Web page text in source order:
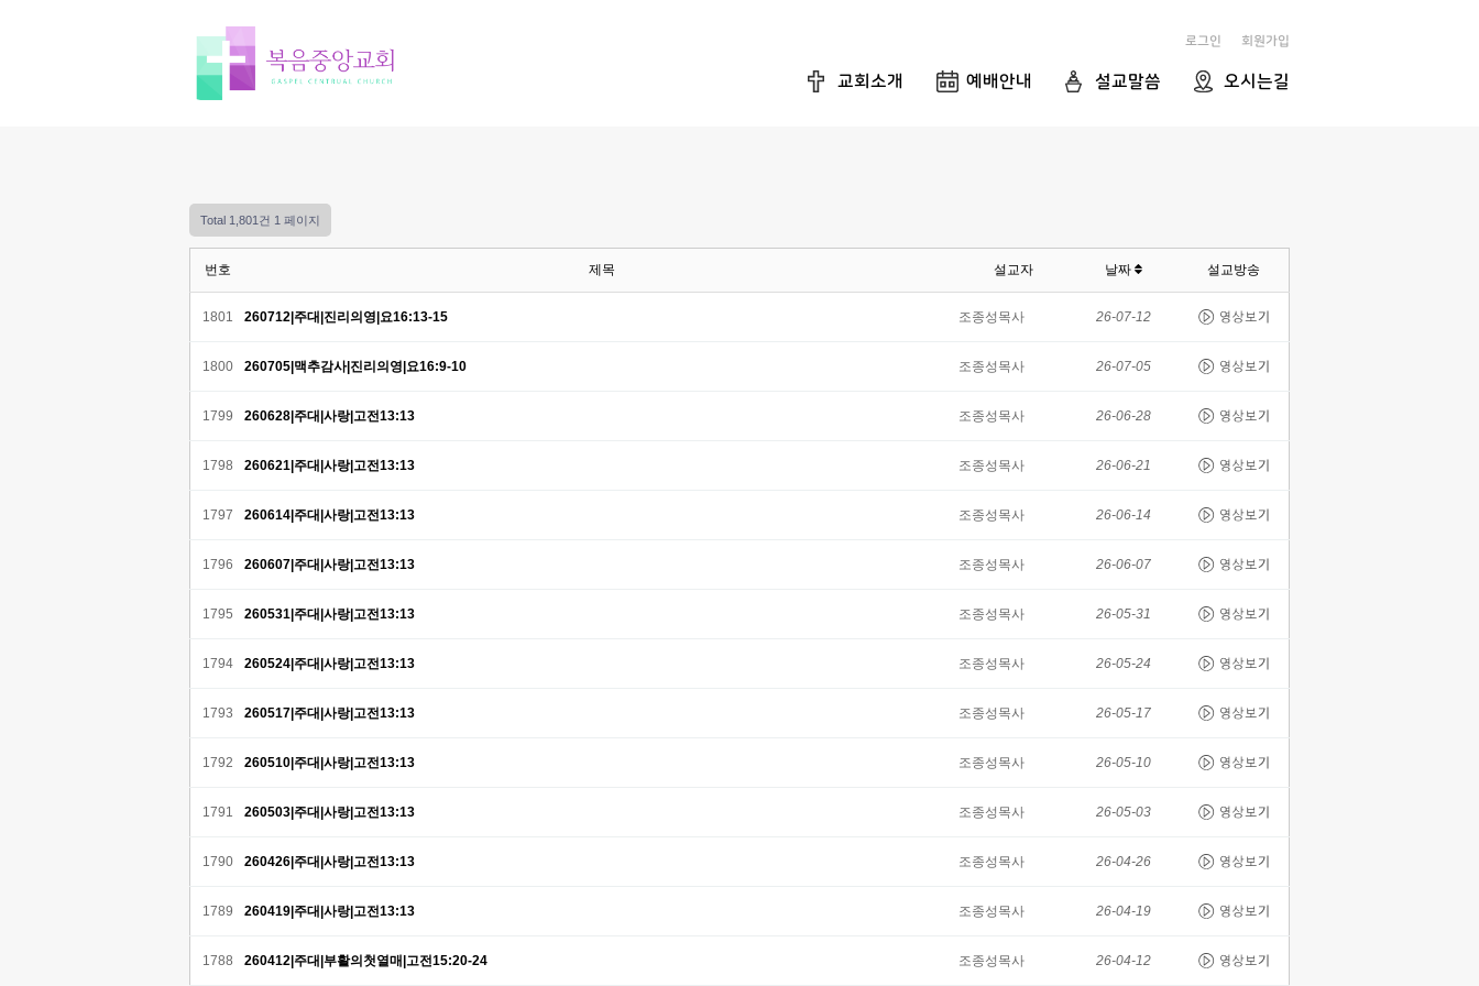
로그인 회원가입
교회소개 예배안내 설교말씀 오시는길
Total 1,801건 1 페이지
번호 제목 설교자 날짜 설교방송
1801 260712|주대|진리의영|요16:13-15 조종성목사 26-07-12
1800 260705|맥추감사|진리의영|요16:9-10 조종성목사 26-07-05
1799 260628|주대|사랑|고전13:13 조종성목사 26-06-28
1798 260621|주대|사랑|고전13:13 조종성목사 26-06-21
1797 260614|주대|사랑|고전13:13 조종성목사 26-06-14
1796 260607|주대|사랑|고전13:13 조종성목사 26-06-07
1795 260531|주대|사랑|고전13:13 조종성목사 26-05-31
1794 260524|주대|사랑|고전13:13 조종성목사 26-05-24
1793 260517|주대|사랑|고전13:13 조종성목사 26-05-17
1792 260510|주대|사랑|고전13:13 조종성목사 26-05-10
1791 260503|주대|사랑|고전13:13 조종성목사 26-05-03
1790 260426|주대|사랑|고전13:13 조종성목사 26-04-26
1789 260419|주대|사랑|고전13:13 조종성목사 26-04-19
1788 260412|주대|부활의첫열매|고전15:20-24 조종성목사 26-04-12